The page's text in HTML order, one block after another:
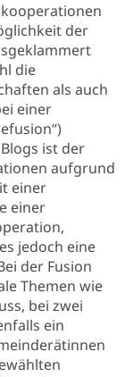
der
die
als auch
einer
ist der
aufgrund
einer
einer
jedoch eine
der Fusion
Themen wie
bei zwei
ein